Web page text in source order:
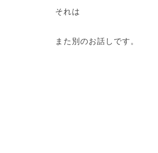
それは
また別のお話しです。